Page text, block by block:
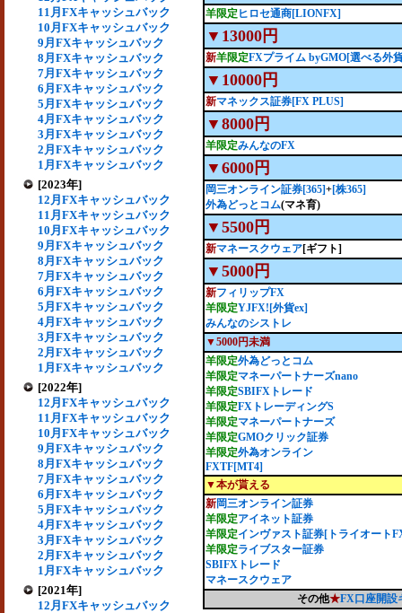
11月FXキャッシュバック
10月FXキャッシュバック
9月FXキャッシュバック
8月FXキャッシュバック
7月FXキャッシュバック
6月FXキャッシュバック
5月FXキャッシュバック
4月FXキャッシュバック
3月FXキャッシュバック
2月FXキャッシュバック
1月FXキャッシュバック
[2023年]
12月FXキャッシュバック
11月FXキャッシュバック
10月FXキャッシュバック
9月FXキャッシュバック
8月FXキャッシュバック
7月FXキャッシュバック
6月FXキャッシュバック
5月FXキャッシュバック
4月FXキャッシュバック
3月FXキャッシュバック
2月FXキャッシュバック
1月FXキャッシュバック
[2022年]
12月FXキャッシュバック
11月FXキャッシュバック
10月FXキャッシュバック
9月FXキャッシュバック
8月FXキャッシュバック
7月FXキャッシュバック
6月FXキャッシュバック
5月FXキャッシュバック
4月FXキャッシュバック
3月FXキャッシュバック
2月FXキャッシュバック
1月FXキャッシュバック
[2021年]
12月FXキャッシュバック
羊限定ヒロセ通商[LIONFX]
▼13000円
新羊限定FXプライム byGMO[選べる外
▼10000円
新マネックス証券[FX PLUS]
▼8000円
羊限定みんなのFX
▼6000円
岡三オンライン証券[365]+[株365]
外為どっとコム(マネ育)
▼5500円
新マネースクウェア[ギフト]
▼5000円
新フィリップFX
羊限定YJFX![外貨ex]
みんなのシストレ
▼5000円未満
羊限定外為どっとコム
羊限定マネーパートナーズnano
羊限定SBIFXトレード
羊限定FXトレーディングS
羊限定マネーパートナーズ
羊限定GMOクリック証券
羊限定外為オンライン
FXTF[MT4]
▼本が貰える
新岡三オンライン証券
羊限定アイネット証券
羊限定インヴァスト証券[トライオート
羊限定ライブスター証券
SBIFXトレード
マネースクウェア
その他★FX口座開設